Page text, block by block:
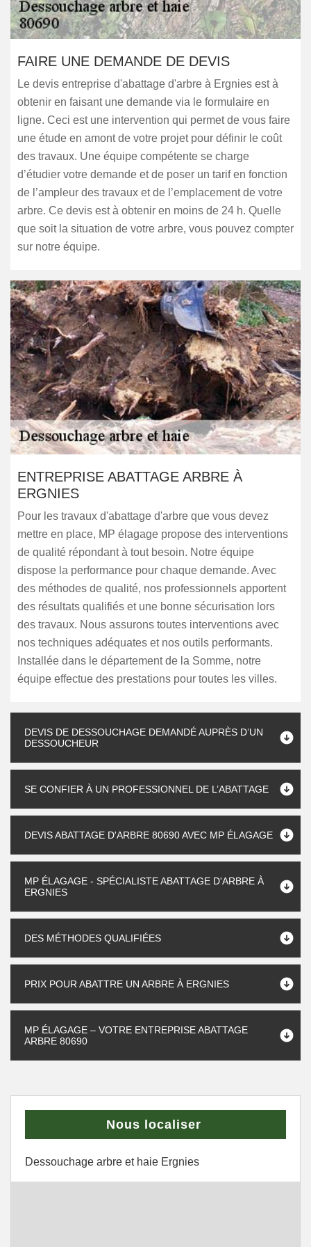
FAIRE UNE DEMANDE DE DEVIS
Le devis entreprise d'abattage d'arbre à Ergnies est à
obtenir en faisant une demande via le formulaire en
ligne. Ceci est une intervention qui permet de vous faire
une étude en amont de votre projet pour définir le coût
des travaux. Une équipe compétente se charge
d’étudier votre demande et de poser un tarif en fonction
de l’ampleur des travaux et de l’emplacement de votre
arbre. Ce devis est à obtenir en moins de 24 h. Quelle
que soit la situation de votre arbre, vous pouvez compter
sur notre équipe.
ENTREPRISE ABATTAGE ARBRE À
ERGNIES
Pour les travaux d'abattage d'arbre que vous devez
mettre en place, MP élagage propose des interventions
de qualité répondant à tout besoin. Notre équipe
dispose la performance pour chaque demande. Avec
des méthodes de qualité, nos professionnels apportent
des résultats qualifiés et une bonne sécurisation lors
des travaux. Nous assurons toutes interventions avec
nos techniques adéquates et nos outils performants.
Installée dans le département de la Somme, notre
équipe effectue des prestations pour toutes les villes.
DEVIS DE DESSOUCHAGE DEMANDÉ AUPRÈS D’UN
DESSOUCHEUR
SE CONFIER À UN PROFESSIONNEL DE L’ABATTAGE
DEVIS ABATTAGE D'ARBRE 80690 AVEC MP ÉLAGAGE
MP ÉLAGAGE - SPÉCIALISTE ABATTAGE D'ARBRE À
ERGNIES
DES MÉTHODES QUALIFIÉES
PRIX POUR ABATTRE UN ARBRE À ERGNIES
MP ÉLAGAGE – VOTRE ENTREPRISE ABATTAGE
ARBRE 80690
Nous localiser
Dessouchage arbre et haie Ergnies